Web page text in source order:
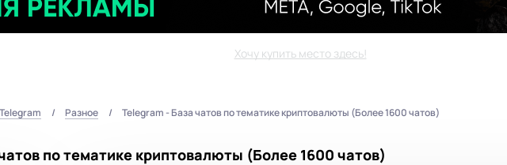
Хочу купить место здесь!
Telegram Разное Telegram - База чатов по тематике криптовалюты (Более 1600 чатов)
по тематике криптовалюты (Более 1600 чатов)